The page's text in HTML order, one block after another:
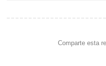
Comparte esta